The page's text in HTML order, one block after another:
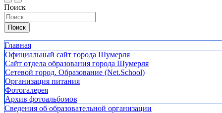
Поиск
Поиск
Главная
Официальный сайт города Шумерля
Сайт отдела образования города Шумерля
Сетевой город. Образование (Net.School)
Организация питания
Фотогалерея
Архив фотоальбомов
Сведения об образовательной организации